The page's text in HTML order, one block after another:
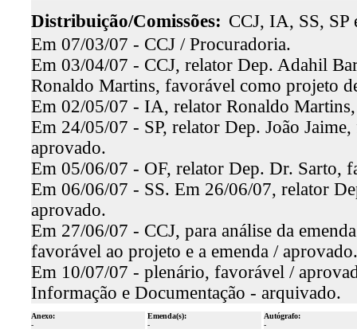
Distribuição/Comissões: CCJ, IA, SS, SP
Em 07/03/07 - CCJ / Procuradoria.
Em 03/04/07 - CCJ, relator Dep. Adahil
Ronaldo Martins, favorável como projeto
Em 02/05/07 - IA, relator Ronaldo
Em 24/05/07 - SP, relator Dep. João
aprovado.
Em 05/06/07 - OF, relator Dep. Dr. Sarto,
Em 06/06/07 - SS. Em 26/06/07, relator
aprovado.
Em 27/06/07 - CCJ, para análise da
favorável ao projeto e a emenda / aprovado.
Em 10/07/07 - plenário, favorável /
Informação e Documentação - arquivado.
Anexo:
-
Emenda(s):
-
Autógrafo:
-